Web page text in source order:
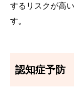
するリスクが高
す。
認知症予防